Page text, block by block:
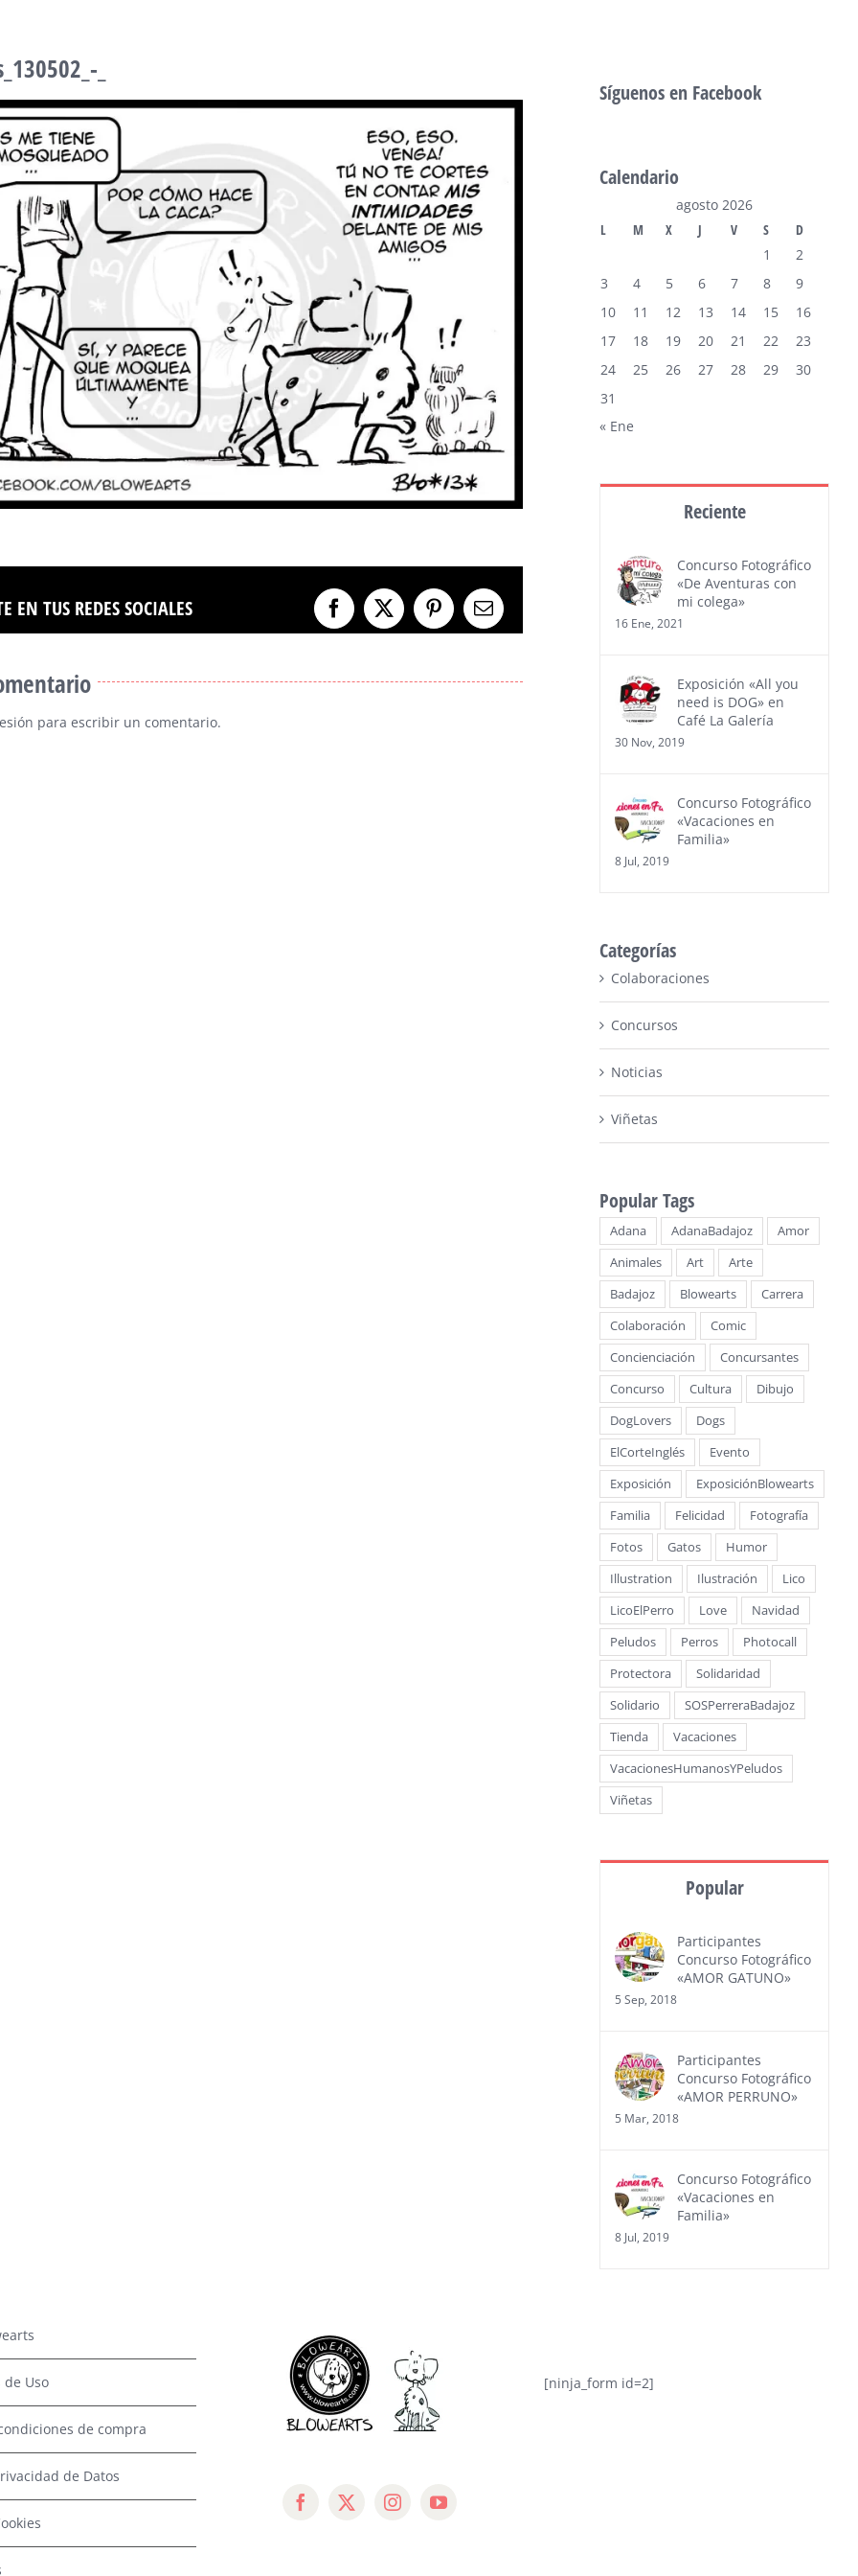
_
EN TUS REDES SOCIALES Facebook
X PinterestCorreo
electrónico
para escribir un comentario.
Síguenos en Facebook
Calendario
agosto 2026
L
M X J V S
D
1
2
3
4 5 6 7 8
9
10
11 12 13 14 15
16
17
18 19 20 21 22
23
24
25 26 27 28 29
30
31
« Ene
Reciente
Concurso Fotográfico
«De Aventuras con
mi colega»
16 Ene, 2021
Exposición «All you
need is DOG» en
Café La Galería
30 Nov, 2019
Concurso Fotográfico
«Vacaciones en
Familia»
8 Jul, 2019
Categorías
Colaboraciones
Concursos
Noticias
Viñetas
Popular Tags
Adana AdanaBadajoz
Amor
Animales
Art
Arte
Badajoz
Blowearts
Carrera
Colaboración
Comic
Concienciación
Concursantes
Concurso
Cultura
Dibujo
DogLovers
Dogs
ElCorteInglés
Evento
Exposición
ExposiciónBlowearts
Familia
Felicidad
Fotografía
Fotos
Gatos
Humor
Illustration
Ilustración
Lico
LicoElPerro
Love
Navidad
Peludos
Perros
Photocall
Protectora
Solidaridad
Solidario
SOSPerreraBadajoz
Tienda
Vacaciones
VacacionesHumanosYPeludos
Viñetas
Popular
Participantes
Concurso Fotográfico
«AMOR GATUNO»
5 Sep, 2018
Participantes
Concurso Fotográfico
«AMOR PERRUNO»
5 Mar, 2018
Concurso Fotográfico
«Vacaciones en
Familia»
8 Jul, 2019
de Uso
de compra
de Datos
[ninja_form id=2]